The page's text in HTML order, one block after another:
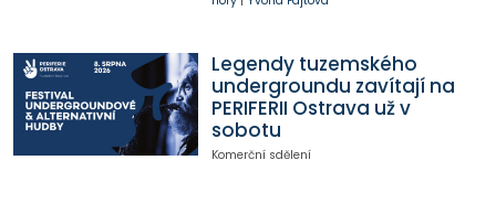
Legendy tuzemského
undergroundu zavítají na
PERIFERII Ostrava už v
sobotu
Komerční sdělení